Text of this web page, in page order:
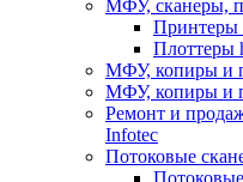
МФУ, сканеры,
Плоттеры
МФУ, копиры и
МФУ, копиры и
Ремонт и
Infotec
Потоковые